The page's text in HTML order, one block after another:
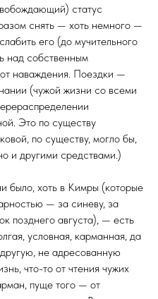
статус
снять — хоть немного —
его (до мучительного
над собственным
наваждения. Поездки —
(чужой жизни со всеми
Это по существу
по существу, могло бы,
и другими средствами.)
было, хоть в Кимры (которые
— за синеву, за
позднего августа), — есть
условная, карманная, да
не адресованную
что-то от чтения чужих
пуще того — от